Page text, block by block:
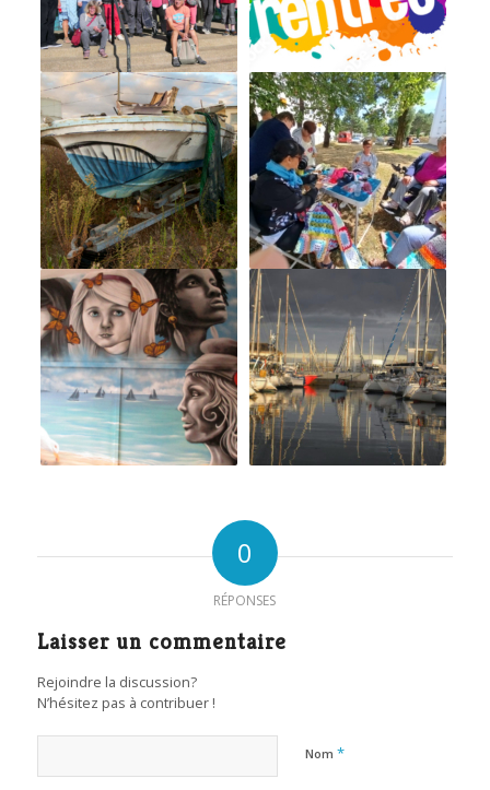
0
RÉPONSES
Laisser un commentaire
Rejoindre la discussion?
N’hésitez pas à contribuer !
Nom *